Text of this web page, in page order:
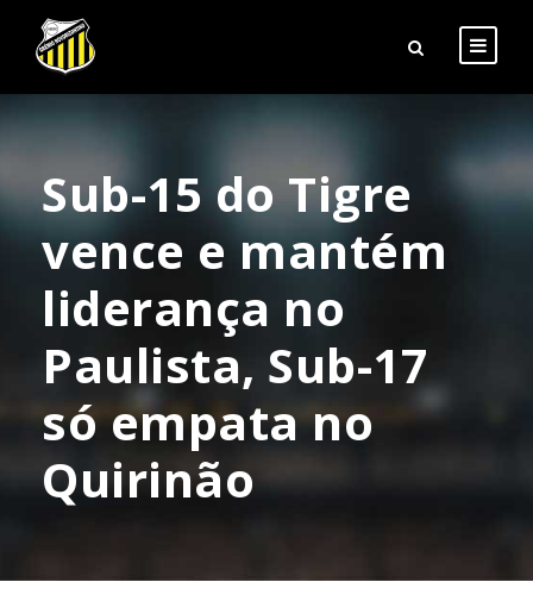
Sub-15 do Tigre
vence e mantém
liderança no
Paulista, Sub-17
só empata no
Quirinão